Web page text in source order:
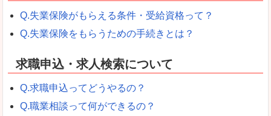
Q.失業保険がもらえる条件・受給資格って？
Q.失業保険をもらうための手続きとは？
求職申込・求人検索について
Q.求職申込ってどうやるの？
Q.職業相談って何ができるの？